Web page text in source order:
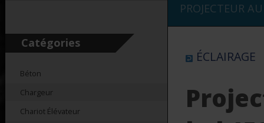
Catégories
Béton
Chargeur
Chariot Élévateur
PROJECTEUR
ÉCLAIRAGE